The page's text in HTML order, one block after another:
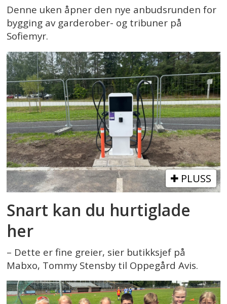
Denne uken åpner den nye anbudsrunden for
bygging av garderober- og tribuner på
Sofiemyr.
PLUSS
Snart kan du hurtiglade
her
– Dette er fine greier, sier butikksjef på
Mabxo, Tommy Stensby til Oppegård Avis.